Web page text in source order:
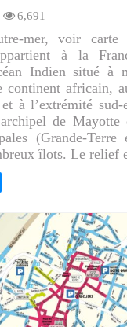
6,691
mer, voir
à la
Indien situé à
continent africain,
à l’extrémité sud-
de Mayotte
(Grande-Terre
îlots. Le relief